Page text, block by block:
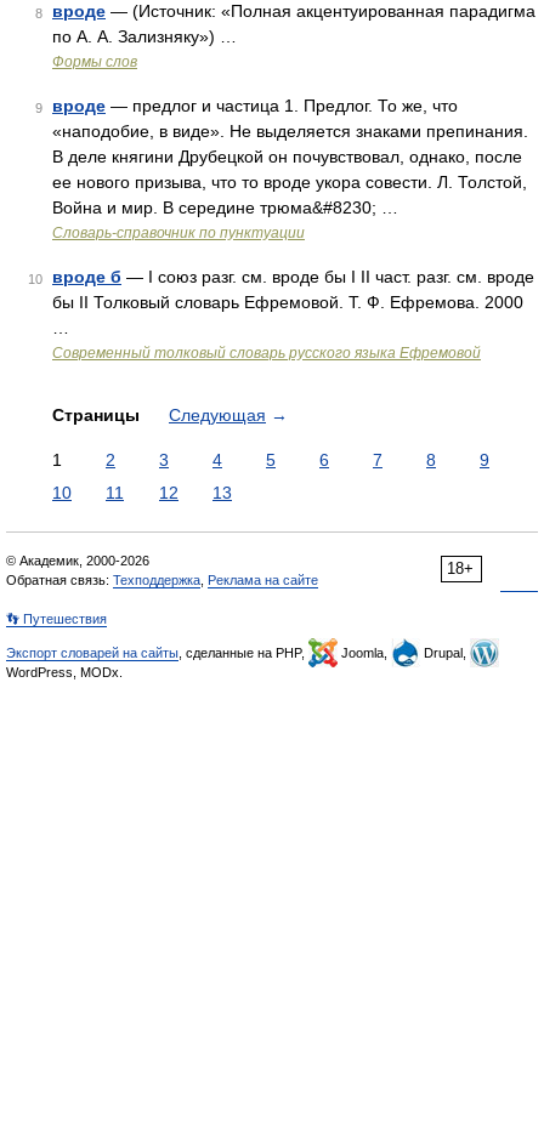
8 вроде — (Источник: «Полная акцентуированная парадигма
по А. А. Зализняку») …
Формы слов
9 вроде — предлог и частица 1. Предлог. То же, что
«наподобие, в виде». Не выделяется знаками препинания.
В деле княгини Друбецкой он почувствовал, однако, после
ее нового призыва, что то вроде укора совести. Л. Толстой,
Война и мир. В середине трюма&#8230; …
Словарь-справочник по пунктуации
10 вроде б — I союз разг. см. вроде бы I II част. разг. см. вроде
бы II Толковый словарь Ефремовой. Т. Ф. Ефремова. 2000
Современный толковый словарь русского языка Ефремовой
Страницы Следующая →
1 2 3 4 5 6 7 8
9
10
11 12 13
18+
© Академик, 2000-2026
Обратная связь: Техподдержка Реклама на сайте
👣 Путешествия
Экспорт словарей на сайты , сделанные на PHP, Joomla,
Drupal,
WordPress, MODx.